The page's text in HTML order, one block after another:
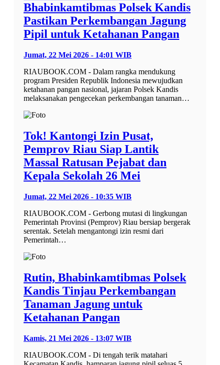
Bhabinkamtibmas Polsek Kandis
Pastikan Perkembangan Jagung
Pipil untuk Ketahanan Pangan
Jumat, 22 Mei 2026 - 14:01 WIB
RIAUBOOK.COM - Dalam rangka mendukung
program Presiden Republik Indonesia mewujudkan
ketahanan pangan nasional, jajaran Polsek Kandis
melaksanakan pengecekan perkembangan tanaman…
Tok! Kantongi Izin Pusat,
Pemprov Riau Siap Lantik
Massal Ratusan Pejabat dan
Kepala Sekolah 26 Mei
Jumat, 22 Mei 2026 - 10:35 WIB
RIAUBOOK.COM - Gerbong mutasi di lingkungan
Pemerintah Provinsi (Pemprov) Riau bersiap bergerak
serentak. Setelah mengantongi izin resmi dari
Pemerintah…
Rutin, Bhabinkamtibmas Polsek
Kandis Tinjau Perkembangan
Tanaman Jagung untuk
Ketahanan Pangan
Kamis, 21 Mei 2026 - 13:07 WIB
RIAUBOOK.COM - Di tengah terik matahari